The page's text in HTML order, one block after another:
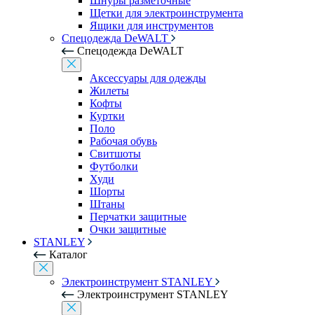
Щетки для электроинструмента
Ящики для инструментов
Спецодежда DeWALT
Спецодежда DeWALT
Аксессуары для одежды
Жилеты
Кофты
Куртки
Поло
Рабочая обувь
Свитшоты
Футболки
Худи
Шорты
Штаны
Перчатки защитные
Очки защитные
STANLEY
Каталог
Электроинструмент STANLEY
Электроинструмент STANLEY